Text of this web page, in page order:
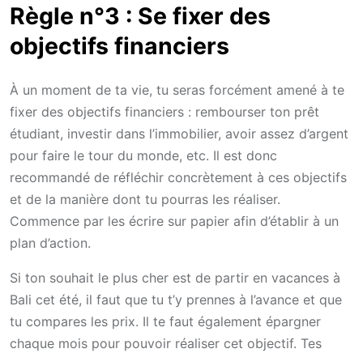
Règle n°3 : Se fixer des
objectifs financiers
À un moment de ta vie, tu seras forcément amené à te
fixer des objectifs financiers : rembourser ton prêt
étudiant, investir dans l’immobilier, avoir assez d’argent
pour faire le tour du monde, etc. Il est donc
recommandé de réfléchir concrètement à ces objectifs
et de la manière dont tu pourras les réaliser.
Commence par les écrire sur papier afin d’établir à un
plan d’action.
Si ton souhait le plus cher est de partir en vacances à
Bali cet été, il faut que tu t’y prennes à l’avance et que
tu compares les prix. Il te faut également épargner
chaque mois pour pouvoir réaliser cet objectif. Tes